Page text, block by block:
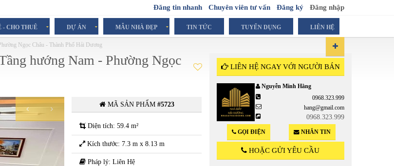
Đăng tin nhanh Chuyên viên tư vấn Đăng ký Đăng nhập
- CHO THUÊ DỰ ÁN MẪU NHÀ ĐẸP TIN TỨC TUYỂN DỤNG LIÊN HỆ
Ngọc Châu - Thành Phố Hải Dương
hướng Nam - Phường Ngọc
1.48 TỷMÃ SẢN PHẨM #5723
Diện tích: 59.4 m²
Kích thước: 7.3 m x 8.13 m
Pháp lý: Liên Hệ
LIÊN HỆ NGAY VỚI NGƯỜI BÁN
Nguyễn Minh Hằng
0968.323.999
hang@gmail.com
0968.323.999
GỌI ĐIỆN NHẮN TIN
HOẶC GỬI YÊU CẦU